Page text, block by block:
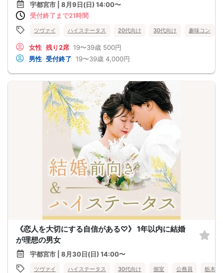
宇都宮市 | 8月9日(日) 14:00〜
受付終了まで21時間
ツヴァイ ハイステータス 20代向け 30代向け 趣味コン
女性 残り2席 19〜39歳 500円
男性 受付終了 19〜39歳 4,000円
《恋人を大切にする自信がある♡》 1年以内に結婚
が理想の男女
宇都宮市 | 8月30日(日) 14:00〜
ツヴァイ ハイステータス 30代向け 個室 公務員 栃木県